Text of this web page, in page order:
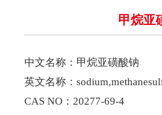
甲烷亚
中文名称：甲烷亚磺酸钠
英文名称：
CAS NO：20277-69-4